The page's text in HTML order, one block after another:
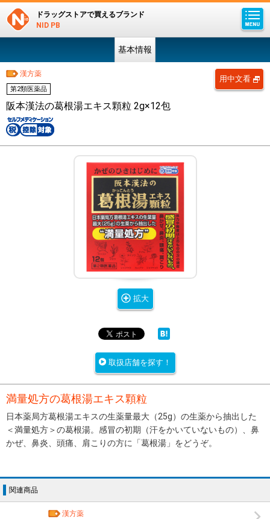
ドラッグストアで買えるブランド
NID PB
基本情報
漢方薬
第2類医薬品
阪本漢法の葛根湯エキス顆粒 2g×12包
拡大
取扱店舗を探す！
満量処方の葛根湯エキス顆粒
日本薬局方葛根湯エキスの生薬量最大（25g）の生薬から抽出した
＜満量処方＞の葛根湯。感冒の初期（汗をかいていないもの）、鼻
かぜ、鼻炎、頭痛、肩こりの方に「葛根湯」をどうぞ。
用中文看
関連商品
漢方薬